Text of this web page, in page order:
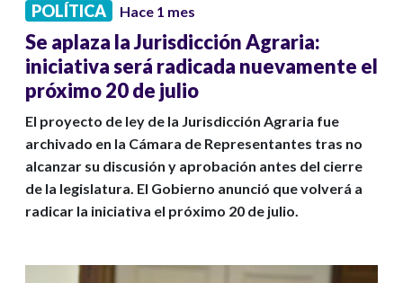
POLÍTICA Hace 1 mes
Se aplaza la Jurisdicción Agraria:
iniciativa será radicada nuevamente el
próximo 20 de julio
El proyecto de ley de la Jurisdicción Agraria fue
archivado en la Cámara de Representantes tras no
alcanzar su discusión y aprobación antes del cierre
de la legislatura. El Gobierno anunció que volverá a
radicar la iniciativa el próximo 20 de julio.